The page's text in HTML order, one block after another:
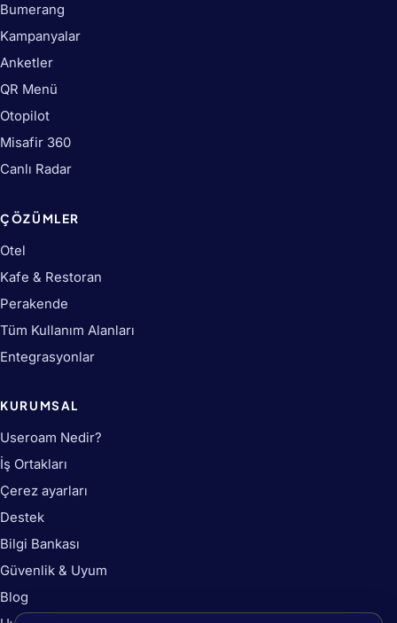
Bumerang
Kampanyalar
Anketler
QR Menü
Otopilot
Misafir 360
Canlı Radar
ÇÖZÜMLER
Otel
Kafe & Restoran
Perakende
Tüm Kullanım Alanları
Entegrasyonlar
KURUMSAL
Useroam Nedir?
İş Ortakları
Çerez ayarları
Destek
Bilgi Bankası
Güvenlik & Uyum
Blog